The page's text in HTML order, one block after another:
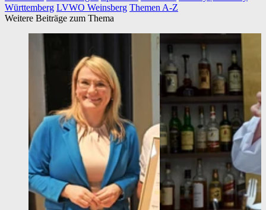
Württemberg LVWO Weinsberg Themen A-Z
Weitere Beiträge zum Thema